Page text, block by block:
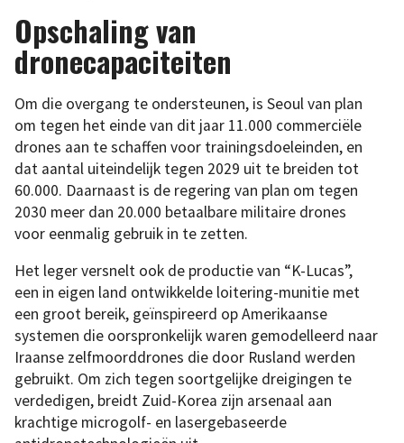
Opschaling van
dronecapaciteiten
Om die overgang te ondersteunen, is Seoul van plan
om tegen het einde van dit jaar 11.000 commerciële
drones aan te schaffen voor trainingsdoeleinden, en
dat aantal uiteindelijk tegen 2029 uit te breiden tot
60.000. Daarnaast is de regering van plan om tegen
2030 meer dan 20.000 betaalbare militaire drones
voor eenmalig gebruik in te zetten.
Het leger versnelt ook de productie van “K-Lucas”,
een in eigen land ontwikkelde loitering-munitie met
een groot bereik, geïnspireerd op Amerikaanse
systemen die oorspronkelijk waren gemodelleerd naar
Iraanse zelfmoorddrones die door Rusland werden
gebruikt. Om zich tegen soortgelijke dreigingen te
verdedigen, breidt Zuid-Korea zijn arsenaal aan
krachtige microgolf- en lasergebaseerde